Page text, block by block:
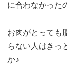
に合わなかった
お肉がとっても
らない人はきっ
か♪